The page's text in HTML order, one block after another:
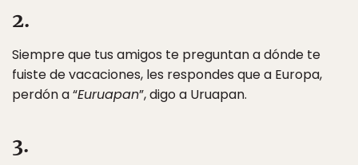
2.
Siempre que tus amigos te preguntan a dónde te
fuiste de vacaciones, les respondes que a Europa,
perdón a “Euruapan”, digo a Uruapan.
3.